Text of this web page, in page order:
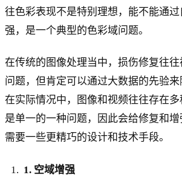
往色彩表现不是特别理想，能不能通
强，是一个典型的色彩域问题。
在传统的图像处理当中，损伤修复往
问题，但肯定可以通过大数据的先验来
在实际情况中，图像和视频往往存在
是单一的一种问题，因此会给修复和增
需要一些更精巧的设计和技术手段。
1. 空域增强